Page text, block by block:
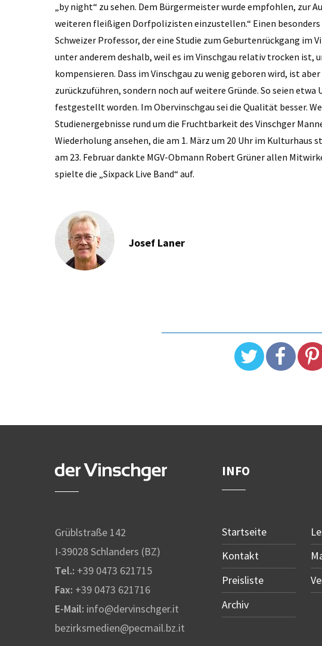
„by night“ zu sehen. Dem Bürgermeister wurde empfohlen, zur
weiteren fleißigen Dorfpolizisten einzustellen.“ Einen
Schweizer Professor, der eine Studie zum Geburtenrückgang im
unter anderem deshalb, weil es im Vinschgau relativ trocken ist,
kompensieren. Dass im Vinschgau zu wenig geboren wird, ist
zurückzuführen, sondern noch auf weitere Gründe. So seien
festgestellt worden. Im Obervinschgau sei die Qualität besser.
Studienergebnisse rund um die Fruchtbarkeit des Vinschger
Wiederholung ansehen, die am 1. März um 20 Uhr im
am 23. Februar dankte MGV-Obmann Robert Grüner allen
spielte die „Sixpack Live Band“ auf.
Josef Laner
Grüblstraße 142
I-39028 Schlanders (BZ)
Tel.: +39 0473 621715
Fax: +39 0473 621716
E-Mail: info@dervinschger.it
bezirksmedien@pecmail.bz.it
INFO
Startseite
Kontakt
Preisliste
Archiv